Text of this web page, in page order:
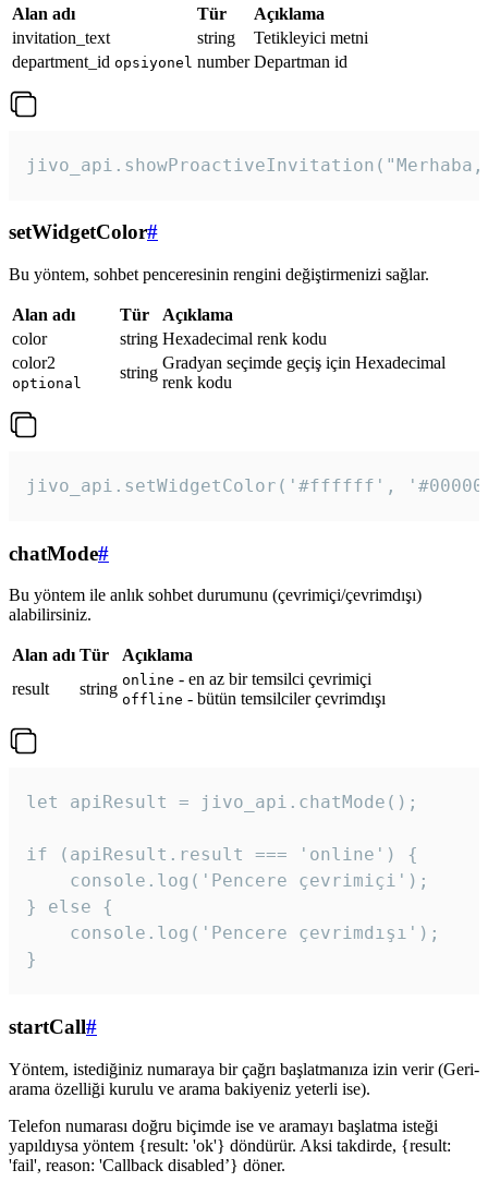
Alan adı Tür
Açıklama
invitation_text
string
Tetikleyici metni
department_id opsiyonel number Departman id
setWidgetColor#
Bu yöntem, sohbet penceresinin rengini değiştirmenizi sağlar.
Alan adı Tür
Açıklama
color
string Hexadecimal renk kodu
color2
optional
string
Gradyan seçimde geçiş için Hexadecimal
renk kodu
jivo_api.setWidgetColor('#ffffff',
chatMode#
Bu yöntem ile anlık sohbet durumunu (çevrimiçi/çevrimdışı)
alabilirsiniz.
Alan adı Tür
Açıklama
result
string online - en az bir temsilci çevrimiçi
offline - bütün temsilciler çevrimdışı
let apiResult = jivo_api.chatMode();
if (apiResult.result === 'online') {
    console.log('Pencere çevrimiçi');
} else {
    console.log('Pencere çevrimdışı');
}
startCall#
Yöntem, istediğiniz numaraya bir çağrı başlatmanıza izin verir (Geri-
arama özelliği kurulu ve arama bakiyeniz yeterli ise).
Telefon numarası doğru biçimde ise ve aramayı başlatma isteği
yapıldıysa yöntem {result: 'ok'} döndürür. Aksi takdirde, {result:
'fail', reason: 'Callback disabled’} döner.